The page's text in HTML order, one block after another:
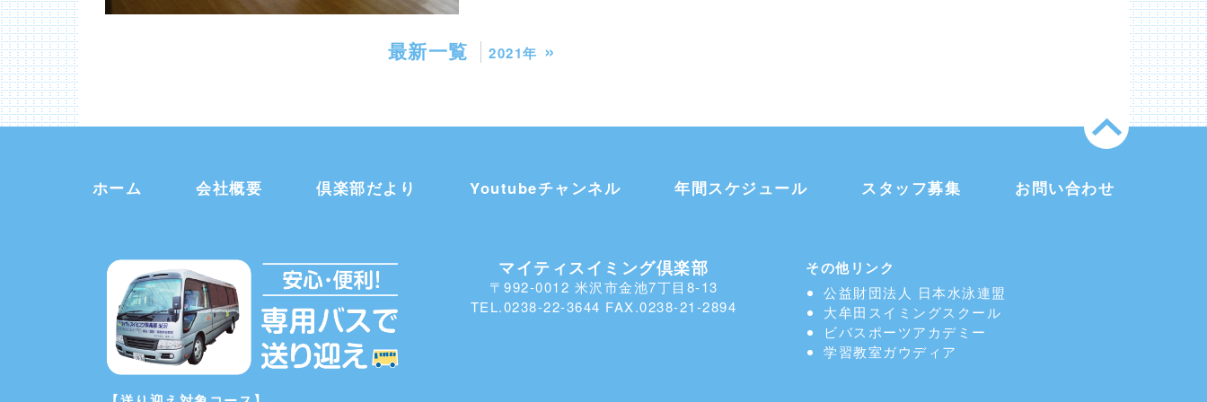
最新一覧 2021年 »
ホーム 会社概要 倶楽部だより Youtubeチャンネル 年間スケジュール スタッフ募集 お問い合わせ
マイティスイミング倶楽部
〒992-0012 米沢市金池7丁目8-13
TEL.0238-22-3644 FAX.0238-21-2894
その他リンク
公益財団法人 日本水泳連盟
大牟田スイミングスクール
ビバスポーツアカデミー
学習教室ガウディア